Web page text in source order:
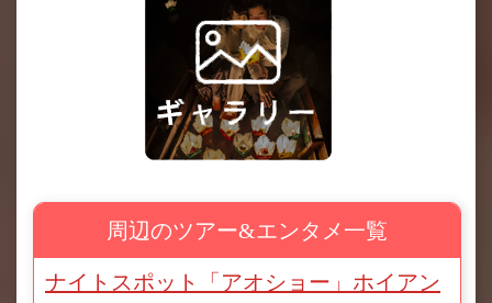
周辺のツアー&エンタメ一覧
ナイトスポット「アオショー」ホイアン